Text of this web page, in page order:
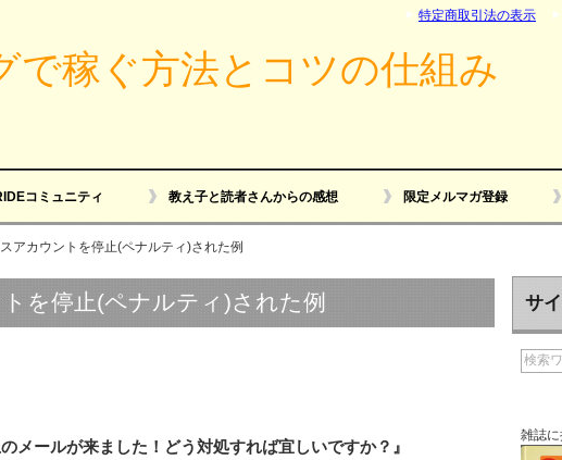
で稼ぐ方法とコツの仕組み
コミュニティ 教え子と読者さんからの感想 限定メルマガ登録
アカウントを停止(ペナルティ)された例
を停止(ペナルティ)された例
メールが来ました！どう対処すれば宜しいですか？』
サ
雑誌
特定商取引法の表示